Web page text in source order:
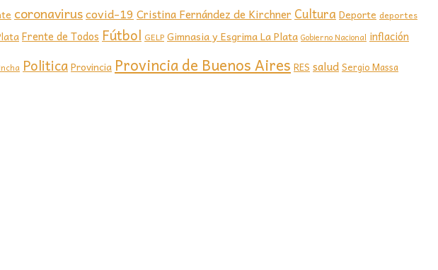
coronaviruscovid-19 Cristina Fernández de Kirchner Cultura Deporte deportes
Frente de Todos Fútbol GELP Gimnasia y Esgrima La Plata Gobierno Nacional inflación
PoliticaProvincia Provincia de Buenos Aires RES saludSergio Massa